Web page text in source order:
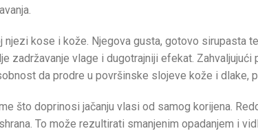
kose i kože. Njegova gusta, gotovo sirupasta
zadržavanje vlage i dugotrajniji efekat.
da prodre u površinske slojeve kože i dlake,
što doprinosi jačanju vlasi od samog korijena.
To može rezultirati smanjenim opadanjem i